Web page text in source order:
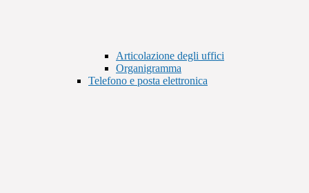
Articolazione degli uffici
Organigramma
Telefono e posta elettronica